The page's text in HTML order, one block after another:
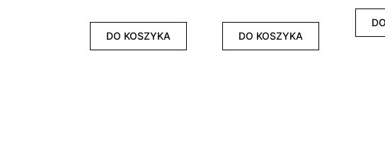
DO KOSZYKA DO KOSZYKA